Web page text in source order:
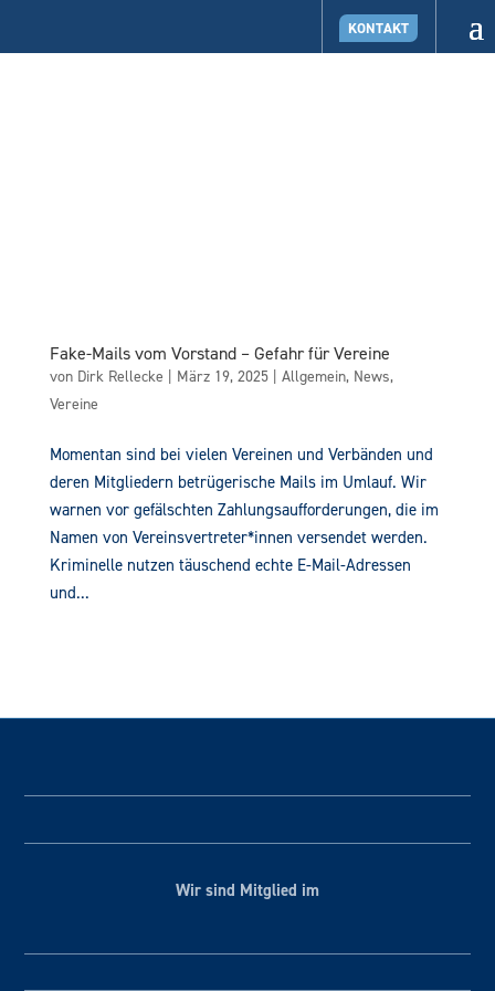
KONTAKT
Fake-Mails vom Vorstand – Gefahr für Vereine
von Dirk Rellecke | März 19, 2025| Allgemein, News,
Vereine
Momentan sind bei vielen Vereinen und Verbänden und
deren Mitgliedern betrügerische Mails im Umlauf. Wir
warnen vor gefälschten Zahlungsaufforderungen, die im
Namen von Vereinsvertreter*innen versendet werden.
Kriminelle nutzen täuschend echte E-Mail-Adressen
und...
Wir sind Mitglied im